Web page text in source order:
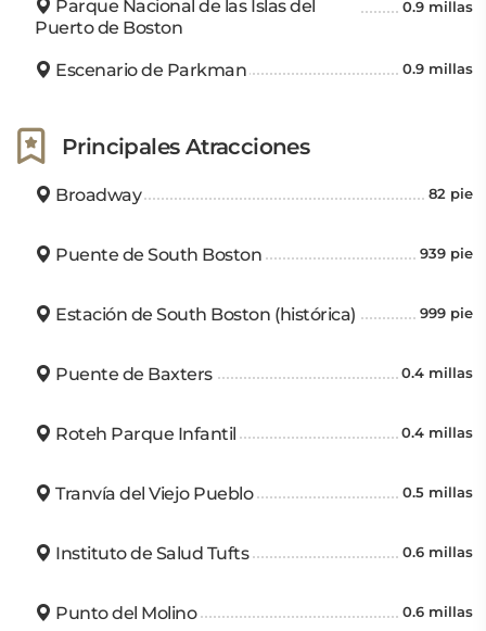
Parque Nacional de las Islas del
Puerto de Boston
0.9 millas
Escenario de Parkman 0.9 millas
Principales Atracciones
Broadway 82 pie
Puente de South Boston 939 pie
Estación de South Boston (histórica) 999 pie
Puente de Baxters 0.4 millas
Roteh Parque Infantil 0.4 millas
Tranvía del Viejo Pueblo 0.5 millas
Instituto de Salud Tufts 0.6 millas
Punto del Molino 0.6 millas